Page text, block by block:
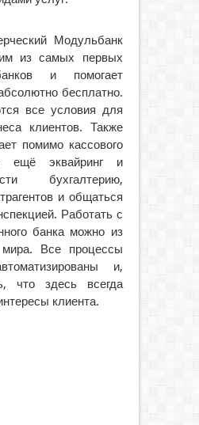
Модульбанк
из самых первых
и помогает
бесплатно.
все условия для
клиентов. Также
помимо кассового
ещё эквайринг и
бухгалтерию,
и общаться
Работать с
банка можно из
Все процессы
и,
что здесь всегда
клиента.